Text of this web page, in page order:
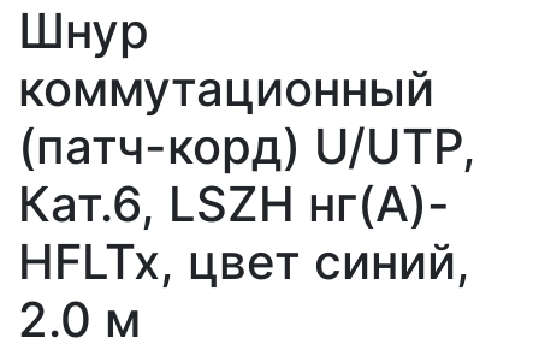
Шнур
коммутационный
(патч-корд) U/UTP,
Кат.6, LSZH нг(A)-
HFLTx, цвет синий,
2.0 м